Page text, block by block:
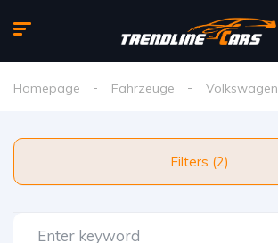
Homepage Fahrzeuge Volkswagen
Filters (2)